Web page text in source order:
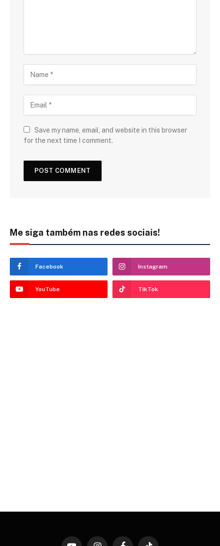
Save my name, email, and website in this browser
for the next time I comment.
Me siga também nas redes sociais!
Facebook Instagram
YouTube TikTok